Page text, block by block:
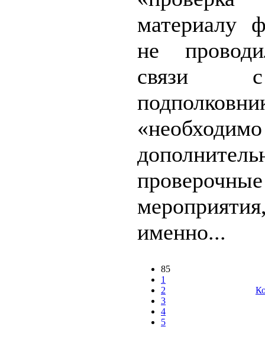
материалу
не
связи
проверочные
именно...
85
1
2
3
4
5